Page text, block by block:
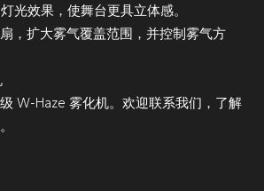
光效果，使舞台更具立体感。
，扩大雾气覆盖范围，并控制雾气方
W-Haze 雾化机。欢迎联系我们，了解